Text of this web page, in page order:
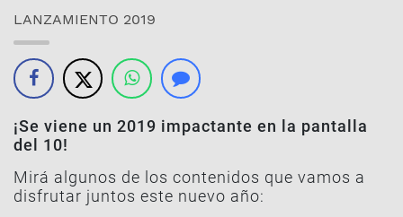
LANZAMIENTO 2019
¡Se viene un 2019 impactante en la pantalla
del 10!
Mirá algunos de los contenidos que vamos a
disfrutar juntos este nuevo año: